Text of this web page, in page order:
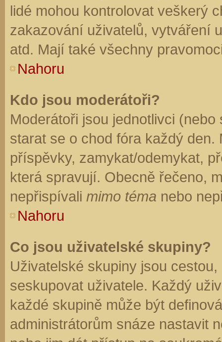
lidé mohou kontrolovat veškerý
zakazování uživatelů, vytváření
atd. Mají také všechny
Nahoru
Kdo jsou moderátoři?
Moderátoři jsou jednotlivci
starat se o chod fóra každý
příspěvky, zamykat/odemykat,
která spravují. Obecně řečeno,
nepřispívali mimo téma nebo
Nahoru
Co jsou uživatelské skupiny?
Uživatelské skupiny jsou
seskupovat uživatele. Každý
každé skupině může být
administrátorům snáze nastavit